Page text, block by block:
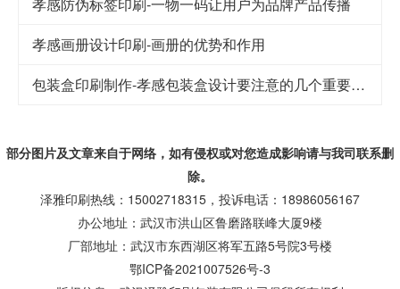
孝感防伪标签印刷-一物一码让用户为品牌产品传播
孝感画册设计印刷-画册的优势和作用
包装盒印刷制作-孝感包装盒设计要注意的几个重要因素
部分图片及文章来自于网络，如有侵权或对您造成影响请与我司联系删
除。
泽雅印刷热线：15002718315，投诉电话：18986056167
办公地址：武汉市洪山区鲁磨路联峰大厦9楼
厂部地址：武汉市东西湖区将军五路5号院3号楼
鄂ICP备2021007526号-3